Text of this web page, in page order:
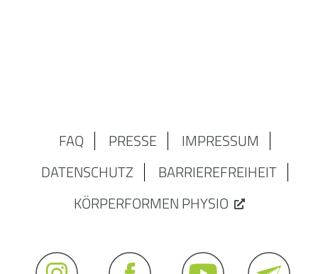
FAQ PRESSE
IMPRESSUM
DATENSCHUTZ
BARRIEREFREIHEIT
KÖRPERFORMEN PHYSIO